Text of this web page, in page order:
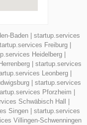
Baden| startup.services
Freiburg
Heidelberg
startup.services
Leonberg
startup.services
Pforzheim
Schwäbisch Hall
Singen
startup.services
Villingen-Schwenningen